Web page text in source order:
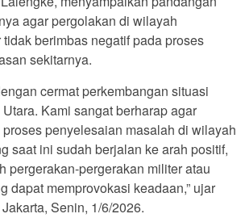
agar pergolakan di wilayah
berimbas negatif pada proses
sekitarnya.
cermat perkembangan situasi
Kami sangat berharap agar
penyelesaian masalah di wilayah
saat ini sudah berjalan ke arah positif,
pergerakan-pergerakan militer atau
dapat memprovokasi keadaan,” ujar
Senin, 1/6/2026.